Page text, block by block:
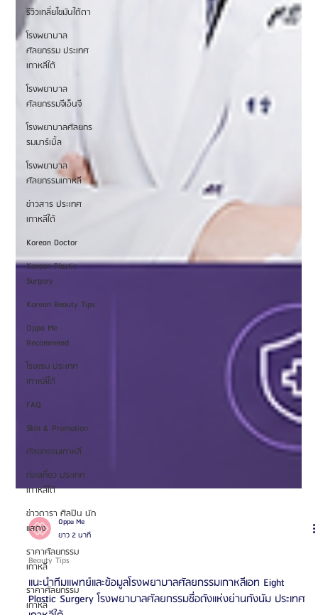
รีวิวเกลี่ยไขมันใต้ตา
โรงพยาบาล
ศัลยกรรม ประเทศ
เกาหลีใต้
โรงพยาบาล
ศัลยกรรมจีเอ็นจี
โรงพยาบาลศัลยกร
รมมาร์เบิ้ล
โรงพยาบาล
ศัลยกรรมเกาหลี
ข่าวสาร ประเทศ
เกาหลีใต้
Korean Doctor
Korean Plastic
Surgery
Korean Beauty Tips
Oppa Me
Recommend
โรงแรม ประเทศ
เกาหลีใต้
FAQ
Skin & Promotion
ศัลยกรรมเกาหลี
ท่องเที่ยว ประเทศ
เกาหลีใต้
ข่าวดารา ศิลปิน นัก
แสดง
ราคาศัลยกรรม
เกาหลี
ราคาศัลยกรรม
เกาหลี